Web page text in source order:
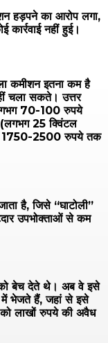
हड़पने का आरोप लगा,
नहीं हुई।
कमीशन इतना कम है
चला सकते। उत्तर
लगभग 70-100 रुपये
25 क्विंटल
1750-2500 रुपये तक
है, जिसे “घाटोली”
उपभोक्ताओं से कम
को बेच देते थे। अब वे इसे
में भेजते हैं, जहां से इसे
को लाखों रुपये की अवैध